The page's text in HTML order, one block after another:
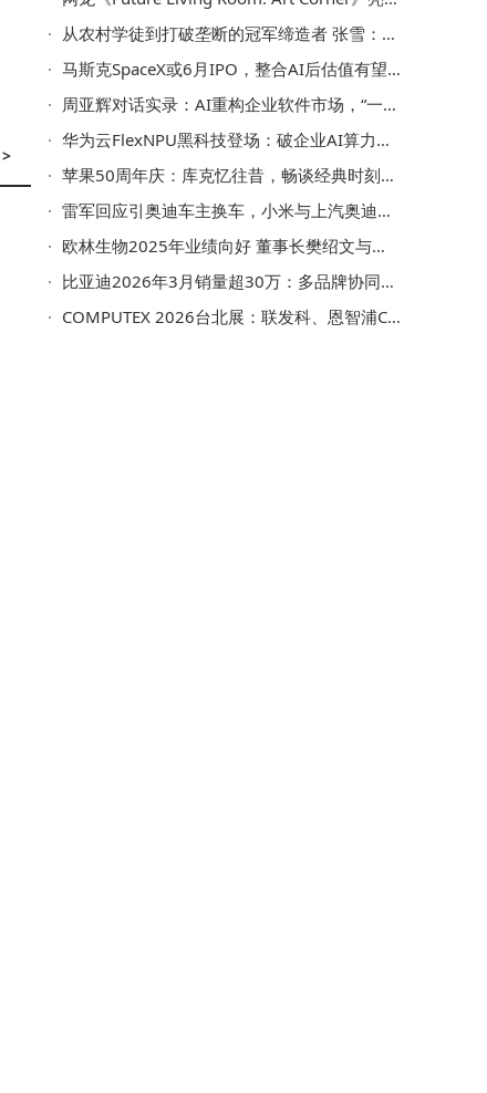
>
从农村学徒到打破垄断的冠军缔造者 张雪：摩托车是毕生工艺追求
马斯克SpaceX或6月IPO，整合AI后估值有望飙升至1.75万亿美元
周亚辉对话实录：AI重构企业软件市场，“一人公司”OS成未来新趋势
华为云FlexNPU黑科技登场：破企业AI算力困局 开启高效智能新篇
苹果50周年庆：库克忆往昔，畅谈经典时刻与未来新篇共启
雷军回应引奥迪车主换车，小米与上汽奥迪互动成汽车界佳话
欧林生物2025年业绩向好 董事长樊绍文与副董事长樊钒薪酬显著增长
比亚迪2026年3月销量超30万：多品牌协同发力，海外市场与技术创新双突破
COMPUTEX 2026台北展：联发科、恩智浦CEO将分享AI前沿洞察与未来展望